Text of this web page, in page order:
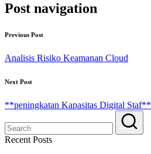
Post navigation
Previous Post
Analisis Risiko Keamanan Cloud
Next Post
**peningkatan Kapasitas Digital Staf**
Recent Posts